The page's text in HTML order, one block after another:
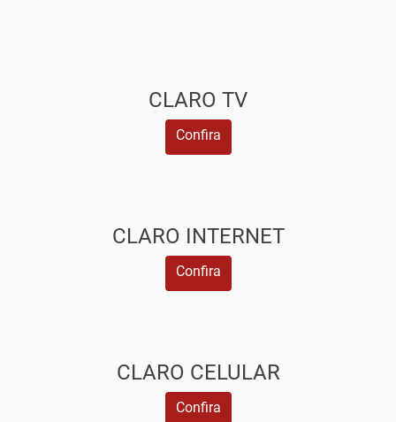
CLARO TV
Confira
CLARO INTERNET
Confira
CLARO CELULAR
Confira